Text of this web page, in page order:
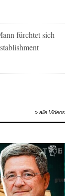
fürchtet sich
» alle Videos